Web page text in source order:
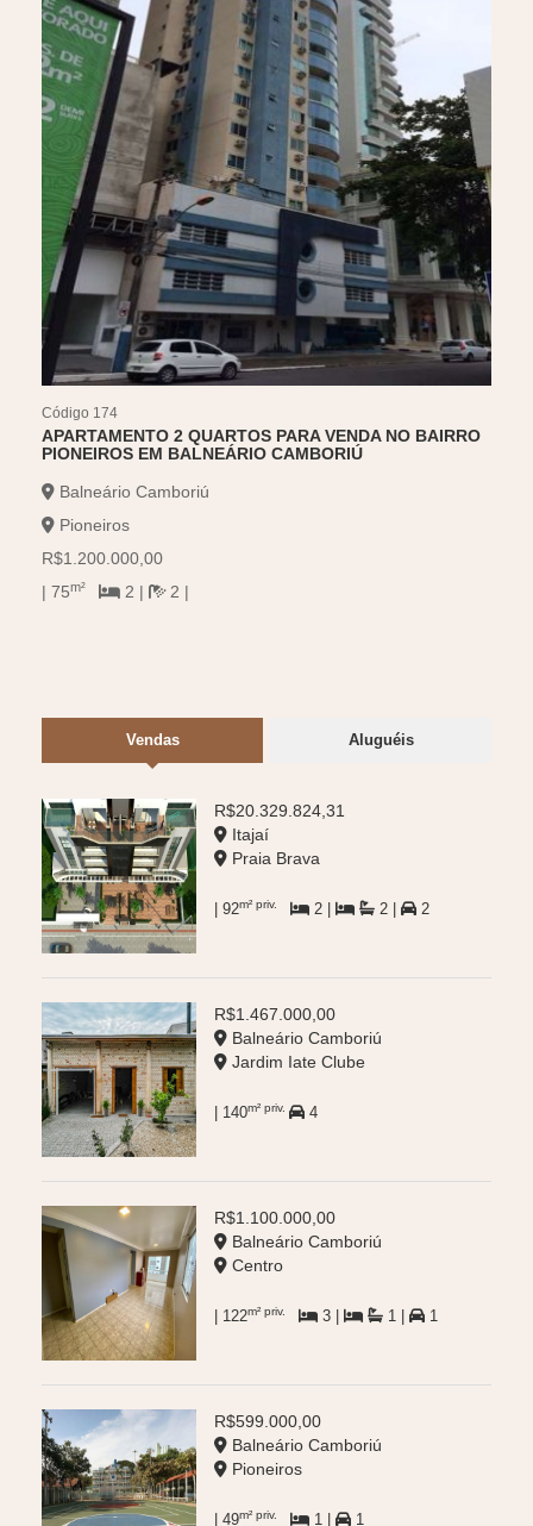
Código 174
APARTAMENTO 2 QUARTOS PARA VENDA NO BAIRRO
PIONEIROS EM BALNEÁRIO CAMBORIÚ
Balneário Camboriú
Pioneiros
R$1.200.000,00
| 75m² 2 | 2 |
Vendas Aluguéis
R$20.329.824,31
Itajaí
Praia Brava
| 92m² priv. 2 | 2 | 2
R$1.467.000,00
Balneário Camboriú
Jardim Iate Clube
| 140m² priv. 4
R$1.100.000,00
Balneário Camboriú
Centro
| 122m² priv. 3 | 1 | 1
R$599.000,00
Balneário Camboriú
Pioneiros
| 49m² priv. 1 | 1